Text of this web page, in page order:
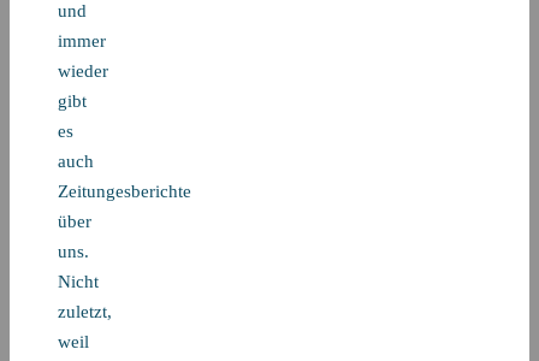
und
immer
wieder
gibt
es
auch
Zeitungesberichte
über
uns.
Nicht
zuletzt,
weil